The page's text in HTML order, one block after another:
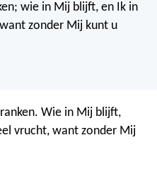
wie in Mij blijft, en Ik in
zonder Mij kunt u
Wie in Mij blijft,
vrucht, want zonder Mij